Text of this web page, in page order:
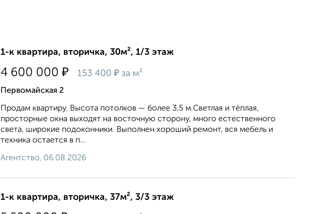
1-к квартира, вторичка, 30м², 1/3 этаж
4 600 000 ₽ 153 400 ₽ за м²
Первомайская 2
Продам квартиру. Высота потолков — более 3,5 м.Светлая и тёплая,
просторные окна выходят на восточную сторону, много естественного
света, широкие подоконники. Выполнен хороший ремонт, вся мебель и
техника остается в п...
Агентство, 06.08.2026
1-к квартира, вторичка, 37м², 3/3 этаж